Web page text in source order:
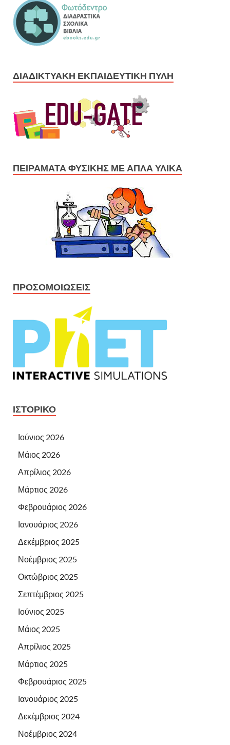
ΔΙΑΔΙΚΤΥΑΚΉ ΕΚΠΑΙΔΕΥΤΙΚΉ ΠΎΛΗ
ΠΕΙΡΆΜΑΤΑ ΦΥΣΙΚΉΣ ΜΕ ΑΠΛΆ ΥΛΙΚΆ
ΠΡΟΣΟΜΟΙΏΣΕΙΣ
ΙΣΤΟΡΙΚΌ
Ιούνιος 2026
Μάιος 2026
Απρίλιος 2026
Μάρτιος 2026
Φεβρουάριος 2026
Ιανουάριος 2026
Δεκέμβριος 2025
Νοέμβριος 2025
Οκτώβριος 2025
Σεπτέμβριος 2025
Ιούνιος 2025
Μάιος 2025
Απρίλιος 2025
Μάρτιος 2025
Φεβρουάριος 2025
Ιανουάριος 2025
Δεκέμβριος 2024
Νοέμβριος 2024